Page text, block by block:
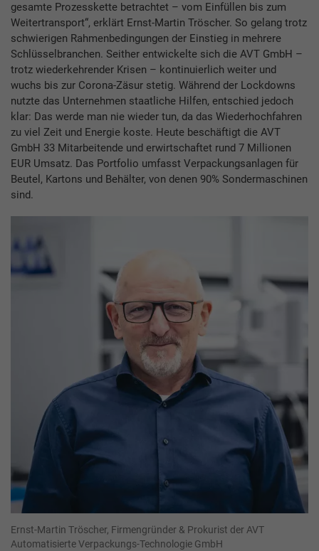
gesamte Prozesskette betrachtet – vom Einfüllen bis zum
Weitertransport“, erklärt Ernst-Martin Tröscher. So gelang trotz
schwierigen Rahmenbedingungen der Einstieg in mehrere
Schlüsselbranchen. Seither entwickelte sich die AVT GmbH –
trotz wiederkehrender Krisen – kontinuierlich weiter und
wuchs bis zur Corona-Zäsur stetig. Während der Lockdowns
nutzte das Unternehmen staatliche Hilfen, entschied jedoch
klar: Das werde man nie wieder tun, da das Wiederhochfahren
zu viel Zeit und Energie koste. Heute beschäftigt die AVT
GmbH 33 Mitarbeitende und erwirtschaftet rund 7 Millionen
EUR Umsatz. Das Portfolio umfasst Verpackungsanlagen für
Beutel, Kartons und Behälter, von denen 90% Sondermaschinen
sind.
Ernst-Martin Tröscher, Firmengründer & Prokurist der AVT
Automatisierte Verpackungs-Technologie GmbH